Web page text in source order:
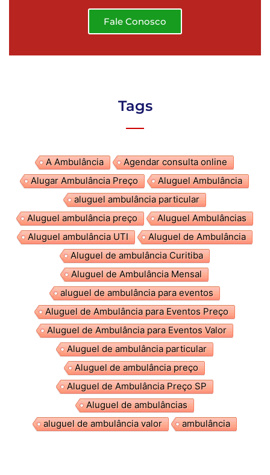
Fale Conosco
Tags
A Ambulância
Agendar consulta online
Alugar Ambulância Preço
Aluguel Ambulância
aluguel ambulância particular
Aluguel ambulância preço
Aluguel Ambulâncias
Aluguel ambulância UTI
Aluguel de Ambulância
Aluguel de ambulância Curitiba
Aluguel de Ambulância Mensal
aluguel de ambulância para eventos
Aluguel de Ambulância para Eventos Preço
Aluguel de Ambulância para Eventos Valor
Aluguel de ambulância particular
Aluguel de ambulância preço
Aluguel de Ambulância Preço SP
Aluguel de ambulâncias
aluguel de ambulância valor
ambulância